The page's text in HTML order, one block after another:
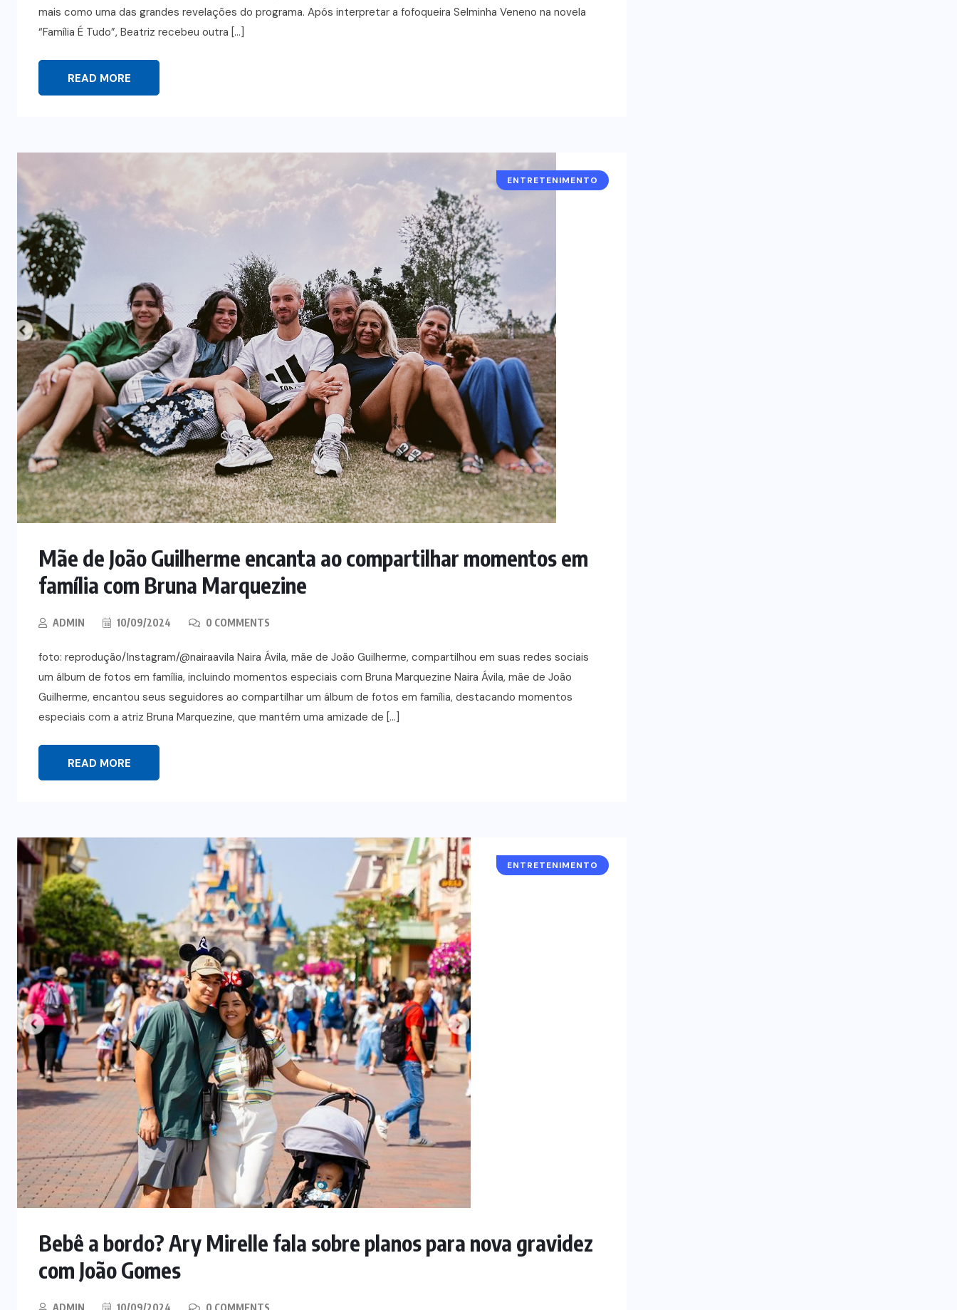
mais como uma das grandes revelações do programa. Após interpretar a fofoqueira Selminha Veneno na novela
“Família É Tudo”, Beatriz recebeu outra […]
READ MORE
ENTRETENIMENTO
Mãe de João Guilherme encanta ao compartilhar momentos em
família com Bruna Marquezine
ADMIN 10/09/2024 0 COMMENTS
foto: reprodução/Instagram/@nairaavila Naira Ávila, mãe de João Guilherme, compartilhou em suas redes sociais
um álbum de fotos em família, incluindo momentos especiais com Bruna Marquezine Naira Ávila, mãe de João
Guilherme, encantou seus seguidores ao compartilhar um álbum de fotos em família, destacando momentos
especiais com a atriz Bruna Marquezine, que mantém uma amizade de […]
READ MORE
ENTRETENIMENTO
Bebê a bordo? Ary Mirelle fala sobre planos para nova gravidez
com João Gomes
ADMIN 10/09/2024 0 COMMENTS